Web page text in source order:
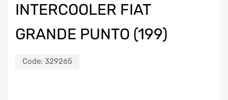
INTERCOOLER FIAT
GRANDE PUNTO (199)
Code: 329265